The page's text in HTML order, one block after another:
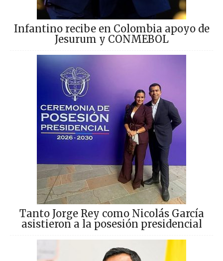
Infantino recibe en Colombia apoyo de
Jesurum y CONMEBOL
Tanto Jorge Rey como Nicolás García
asistieron a la posesión presidencial